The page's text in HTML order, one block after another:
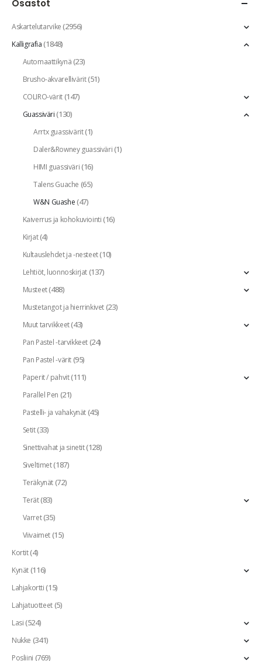
Osastot
Askartelutarvike(2956)
Kalligrafia(1848)
Automaattikynä(23)
Brusho-akvarellivärit(51)
COLIRO-värit(147)
Guassiväri(130)
Arrtx guassivärit(1)
Daler&Rowney guassiväri(1)
HIMI guassiväri(16)
Talens Guache (65)
W&N Guashe(47)
Kaiverrus ja kohokuviointi(16)
Kirjat(4)
Kultauslehdet ja -nesteet(10)
Lehtiöt, luonnoskirjat(137)
Musteet(488)
Mustetangot ja hierrinkivet(23)
Muut tarvikkeet(43)
Pan Pastel -tarvikkeet(24)
Pan Pastel -värit(95)
Paperit / pahvit(111)
Parallel Pen (21)
Pastelli- ja vahakynät(45)
Setit(33)
Sinettivahat ja sinetit(128)
Siveltimet(187)
Teräkynät(72)
Terät(83)
Varret(35)
Viivaimet(15)
Kortit(4)
Kynät(116)
Lahjakortti(15)
Lahjatuotteet(5)
Lasi(524)
Nukke (341)
Posliini (769)